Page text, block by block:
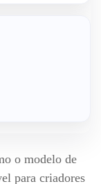
o modelo de
para criadores